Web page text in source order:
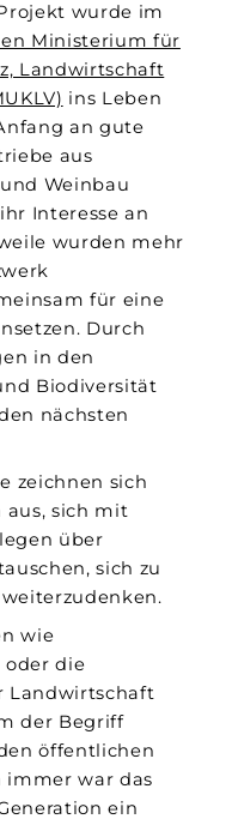
wurde im
Ministerium für
Landwirtschaft
ins Leben
an gute
aus
Weinbau
Interesse an
wurden mehr
für eine
Durch
in den
Biodiversität
nächsten
zeichnen sich
aus, sich mit
über
sich zu
wie
oder die
Landwirtschaft
der Begriff
öffentlichen
immer war das
ein